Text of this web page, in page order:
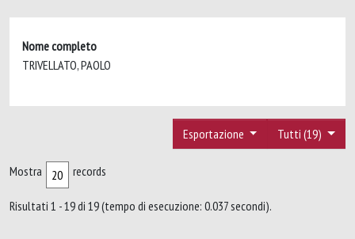
Nome completo
TRIVELLATO, PAOLO
Tutti (19)
Esportazione
Mostra records
Risultati 1 - 19 di 19 (tempo di esecuzione: 0.037 secondi).